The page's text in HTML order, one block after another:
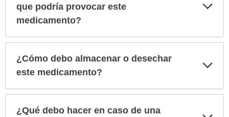
que podría provocar este
medicamento?
¿Cómo debo almacenar o desechar
este medicamento?
¿Qué debo hacer en caso de una